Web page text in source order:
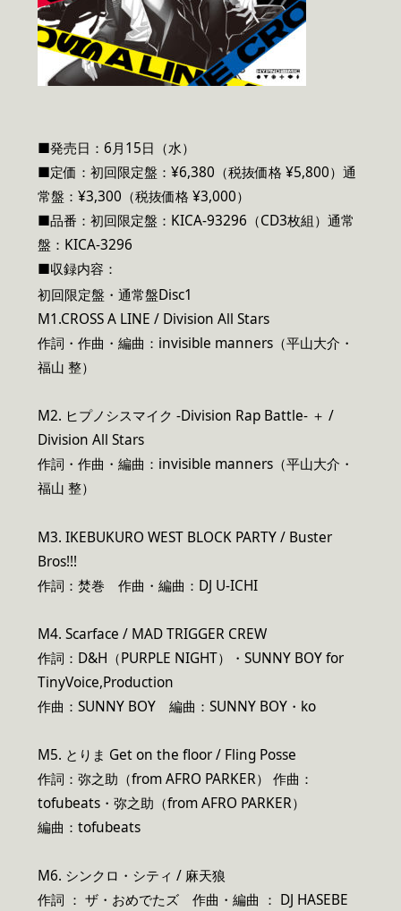
■発売日：6月15日（水）
■定価：初回限定盤：¥6,380（税抜価格 ¥5,800）通
常盤：¥3,300（税抜価格 ¥3,000）
■品番：初回限定盤：KICA-93296（CD3枚組）通常
盤：KICA-3296
■収録内容：
初回限定盤・通常盤Disc1
M1.CROSS A LINE / Division All Stars
作詞・作曲・編曲：invisible manners（平山大介・
福山 整）
M2. ヒプノシスマイク -Division Rap Battle- ＋ /
Division All Stars
作詞・作曲・編曲：invisible manners（平山大介・
福山 整）
M3. IKEBUKURO WEST BLOCK PARTY / Buster
Bros!!!
作詞：焚巻 作曲・編曲：DJ U-ICHI
M4. Scarface / MAD TRIGGER CREW
作詞：D&H（PURPLE NIGHT）・SUNNY BOY for
TinyVoice,Production
作曲：SUNNY BOY 編曲：SUNNY BOY・ko
M5. とりま Get on the floor / Fling Posse
作詞：弥之助（from AFRO PARKER） 作曲：
tofubeats・弥之助（from AFRO PARKER）
編曲：tofubeats
M6. シンクロ・シティ / 麻天狼
作詞 ： ザ・おめでたズ 作曲・編曲 ： DJ HASEBE